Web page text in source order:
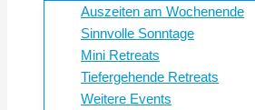
Auszeiten am Wochenende
Sinnvolle Sonntage
Mini Retreats
Tiefergehende Retreats
Weitere Events